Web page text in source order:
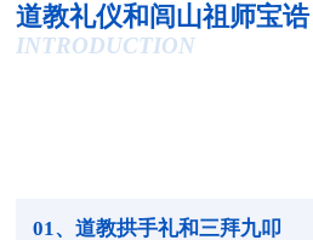
道教礼仪和闾山祖师宝诰
INTRODUCTION
01 、道教拱手礼和三拜九叩